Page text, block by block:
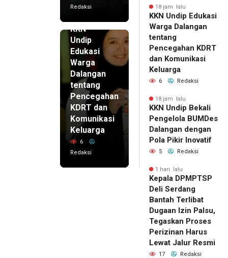
Redaksi
KKN
Undip
Edukasi
Warga
Dalangan
tentang
Pencegahan
KDRT dan
Komunikasi
Keluarga
6
Redaksi
18 jam lalu
KKN Undip Edukasi
Warga Dalangan
tentang
Pencegahan KDRT
dan Komunikasi
Keluarga
6 Redaksi
18 jam lalu
KKN Undip Bekali
Pengelola BUMDes
Dalangan dengan
Pola Pikir Inovatif
5 Redaksi
1 hari lalu
Kepala DPMPTSP
Deli Serdang
Bantah Terlibat
Dugaan Izin Palsu,
Tegaskan Proses
Perizinan Harus
Lewat Jalur Resmi
17 Redaksi